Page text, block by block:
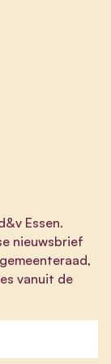
Essen.
nieuwsbrief
vanuit de